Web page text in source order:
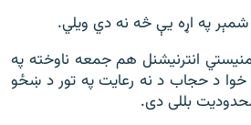
په اړه يې څه نه دي ویلي.
انترنیشنل هم جمعه ناوخته په
خوا د حجاب د نه رعایت په تور د ښځو
بللی دی.